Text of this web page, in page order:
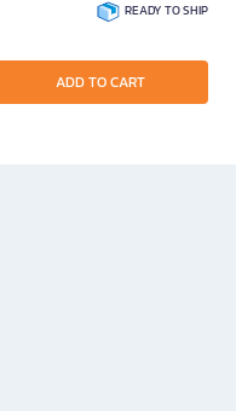
READY TO SHIP
ADD TO CART